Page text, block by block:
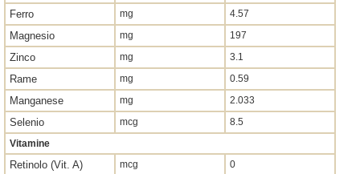
Ferro mg 4.57
Magnesio mg 197
Zinco mg 3.1
Rame mg 0.59
Manganese mg 2.033
Selenio mcg
8.5
Vitamine
Retinolo (Vit. A) mcg 0